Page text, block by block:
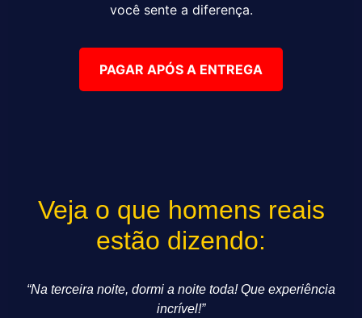
você sente a diferença.
PAGAR APÓS A ENTREGA
Veja o que homens reais
estão dizendo:
“Na terceira noite, dormi a noite toda! Que experiência
incrível!”